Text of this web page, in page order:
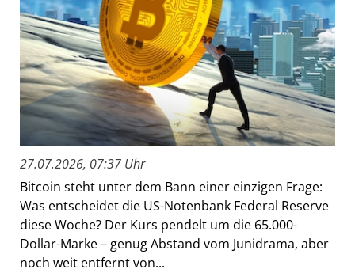
27.07.2026, 07:37 Uhr
Bitcoin steht unter dem Bann einer einzigen Frage:
Was entscheidet die US-Notenbank Federal Reserve
diese Woche? Der Kurs pendelt um die 65.000-
Dollar-Marke – genug Abstand vom Junidrama, aber
noch weit entfernt von...